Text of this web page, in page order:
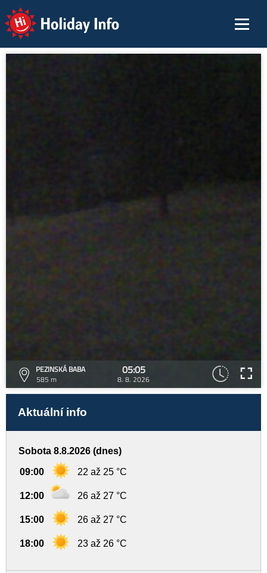
Holiday Info
PEZINSKÁ BABA
585 m
05:05
8. 8. 2026
Aktuální info
Sobota 8.8.2026 (dnes)
09:00 22 až 25 °C
12:00 26 až 27 °C
15:00 26 až 27 °C
18:00 23 až 26 °C